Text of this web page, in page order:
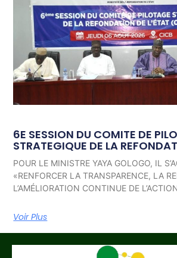
6E SESSION DU COMITE DE
STRATEGIQUE DE LA
POUR LE MINISTRE YAYA GOLOGO, IL
«RENFORCER LA TRANSPARENCE, LA
L’AMÉLIORATION CONTINUE DE
Voir Plus